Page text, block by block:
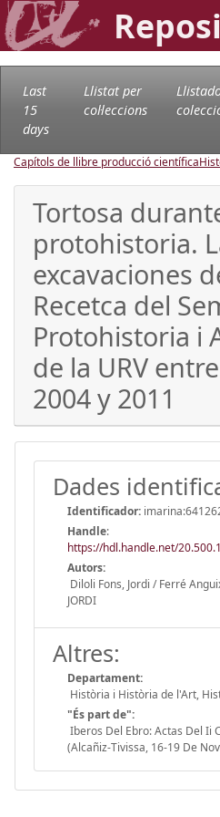
Last
15
days
Llistat per
col·leccions
Capítols de llibre producció científica
Tortosa
protohistoria.
excavaciones
Recetca del
Protohistoria i
de la URV
2004 y 2011
Dades
Identificador:
Handle:
https://hdl.handle.net/
Autors:
Diloli Fons, Jordi / Ferré
JORDI
Altres:
Departament:
Història i Història de l'Art,
"És part de":
Iberos Del Ebro: Actas Del Ii
(Alcañiz-Tivissa, 16-19 De